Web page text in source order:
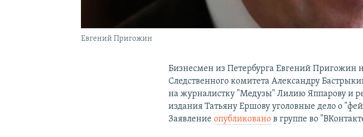
Евгений Пригожин
Бизнесмен из Петербурга Евгений Пригожин
Следственного комитета Александру
на журналистку "Медузы" Лилию Яппарову и
издания Татьяну Ершову уголовные дело о
Заявлениеопубликовано в группе во